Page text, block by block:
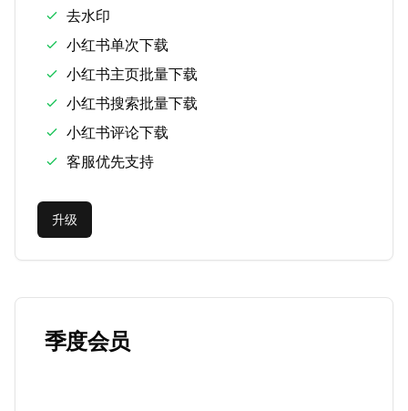
去水印
小红书单次下载
小红书主页批量下载
小红书搜索批量下载
小红书评论下载
客服优先支持
升级
季度会员